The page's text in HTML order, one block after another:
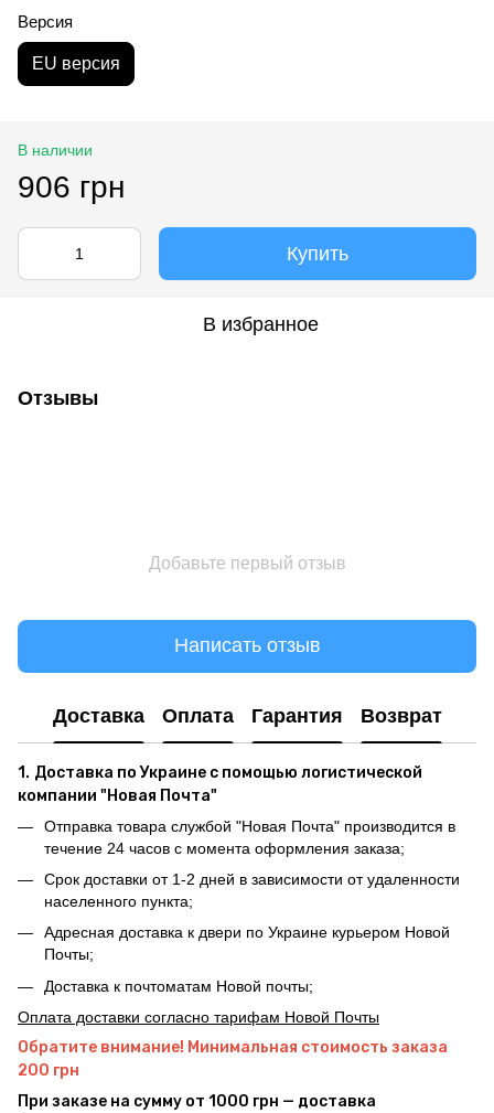
Версия
EU версия
В наличии
906 грн
Купить
В избранное
Отзывы
Добавьте первый отзыв
Написать отзыв
Доставка Оплата Гарантия Возврат
1. Доставка по Украине с помощью логистической
компании "Новая Почта"
Отправка товара службой "Новая Почта" производится в
течение 24 часов с момента оформления заказа;
Срок доставки от 1-2 дней в зависимости от удаленности
населенного пункта;
Адресная доставка к двери по Украине курьером Новой
Почты;
Доставка к почтоматам Новой почты;
Оплата доставки согласно тарифам Новой Почты
Обратите внимание! Минимальная стоимость заказа
200 грн
При заказе на сумму от 1000 грн — доставка